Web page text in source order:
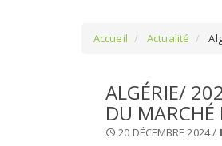
Accueil Actualité
ALGÉRIE/
DU
20 DÉCEMBRE 2024 /